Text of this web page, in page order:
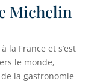
Michelin
la France et s’est
le monde,
la gastronomie